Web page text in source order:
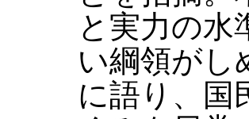
と実力の水
い綱領がし
に語り、国